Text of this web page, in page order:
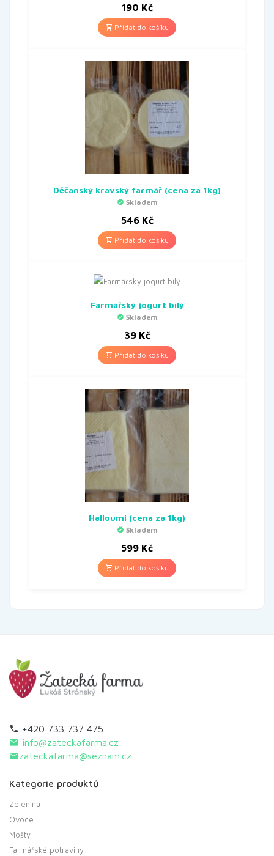
190 Kč
Přidat do košíku
Děčanský kravský farmář (cena za 1kg)
Skladem
546 Kč
Přidat do košíku
Farmářský jogurt bílý
Skladem
39 Kč
Přidat do košíku
Halloumi (cena za 1kg)
Skladem
599 Kč
Přidat do košíku
+420 733 737 475
info@zateckafarma.cz
zateckafarma@seznam.cz
Kategorie produktů
Zelenina
Ovoce
Mošty
Farmářské potraviny